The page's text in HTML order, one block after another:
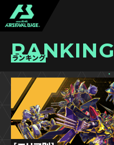
RANKING
ランキング